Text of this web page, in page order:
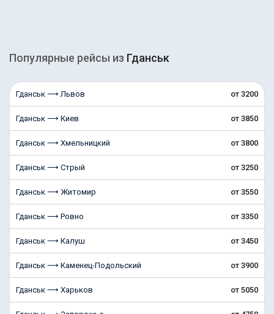
Популярные рейсы из Гданськ
Гданськ ⟶ Львов от 3200
Гданськ ⟶ Киев от 3850
Гданськ ⟶ Хмельницкий от 3800
Гданськ ⟶ Стрый от 3250
Гданськ ⟶ Житомир от 3550
Гданськ ⟶ Ровно от 3350
Гданськ ⟶ Калуш от 3450
Гданськ ⟶ Каменец-Подольский от 3900
Гданськ ⟶ Харьков от 5050